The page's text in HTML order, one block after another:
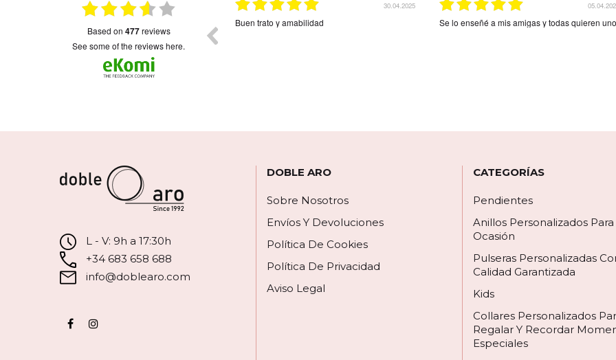
based on 477reviews
see some of the reviews here.
05.04.2025
Lo pedí para el Día de la Madre y fue todo un
acierto.
16.04.2026
Lego bien y a tiempo
Precioso y llegó rapidísimo
L - V: 9h a 17:30h
+34 683 658 688
info@doblearo.com
Facebook
DOBLE ARO
Sobre Nosotros
Envíos Y Devoluciones
Política De Cookies
Política De Privacidad
Aviso Legal
CATEGORÍAS
Pendientes
Anillos Personalizados
Ocasión
Pulseras Personalizadas
Calidad Garantizada
Kids
Collares Personalizados
Regalar Y Recordar
Especiales